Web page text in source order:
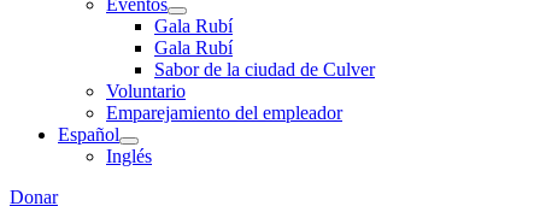
Eventos
Gala Rubí
Gala Rubí
Sabor de la ciudad de Culver
Voluntario
Emparejamiento del empleador
Español
Inglés
Donar